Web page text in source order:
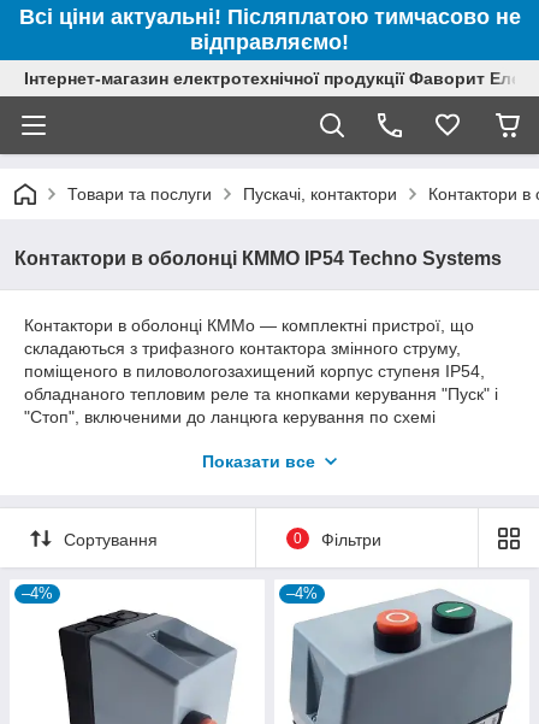
Всі ціни актуальні! Післяплатою тимчасово не
відправляємо!
Інтернет-магазин електротехнічної продукції Фаворит
Товари та послуги Пускачі, контактори Контактори
Контактори в оболонці КММО IP54 Techno Systems
Контактори в оболонці КММо — комплектні пристрої, що
складаються з трифазного контактора змінного струму,
поміщеного в пиловологозахищений корпус ступеня IP54,
обладнаного тепловим реле та кнопками керування "Пуск" і
"Стоп", включеними до ланцюга керування по схемі
оболонці КММО IP54 від 9 до 95 А.
Показати все
Сортування 0 Фільтри
–4% –4%